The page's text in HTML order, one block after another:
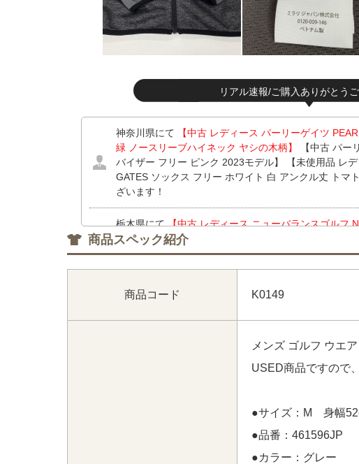
リアル速報/ご購入ありがとう
神奈川県にて 【中古 レディース パーリーゲイツ
緑 ノースリーブハイネック ヤシの木柄】
【中古 パー
バイザー フリー ピンク 2023モデル】 【未使用品 レ
GATES ソックス フリー ホワイト 白 アンクル丈 トマ
ざいます！
栃木県にて【中古 レディース ニューバランスゴルフ
2(L) ブルー系 シンプル 薄手】
ツ L ホワイト レッドレーベル】 をお買い上げ!!ありが
EN ワンピース M ネイビー×花柄 ノースリーブ ハーフ
【中古 レディース アールエルエックス
EN ワンピース M ネイビー×花柄 ノースリーブ ハーフ
【中古 レディース テーラーメイド Taylor
ポロシャツ M 黒 ブラック ロゴ総柄】 をお買い上げ!!
商品スペック紹介
商品コード K0149
メンズ ゴルフ ウエア
USED商品ですので
●サイズ：M 身幅
●品番：461596JP
●カラー：グレー